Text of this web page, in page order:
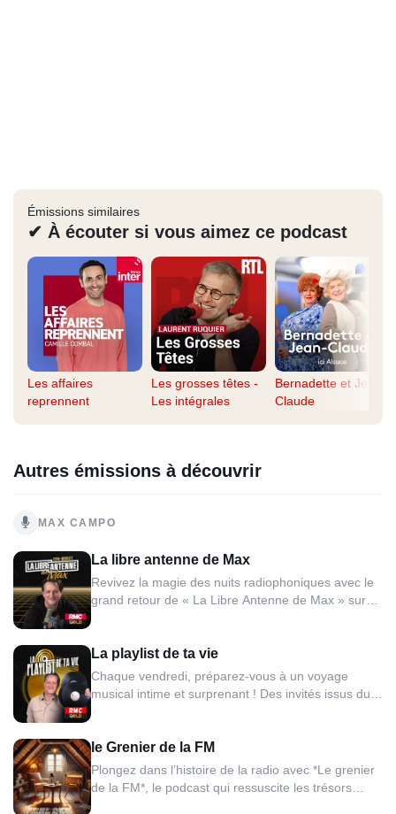
Émissions similaires
✔ À écouter si vous aimez ce podcast
Les affaires
reprennent
Les grosses têtes -
Les intégrales
Bernadette et Jean-
Claude
Autres émissions à découvrir
MAX CAMPO
La libre antenne de Max
Revivez la magie des nuits radiophoniques avec le
grand retour de « La Libre Antenne de Max » sur
des soirées inoubliables. Chaque soir en direct,
venez interpeller Max sur les sujets de votre choix.
Au milieu des...
La playlist de ta vie
Chaque vendredi, préparez-vous à un voyage
musical intime et surprenant ! Des invités issus du
musicaux en dévoilant leur playlist idéale. Les
mélodies qui ont bercé leur enfance, celles qui ont...
le Grenier de la FM
Plongez dans l’histoire de la radio avec *Le grenier
de la FM*, le podcast qui ressuscite les trésors